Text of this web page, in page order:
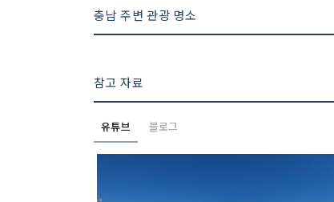
충남 주변 관광 명소
참고 자료
유튜브 블로그